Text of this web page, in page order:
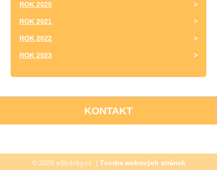
ROK 2020
ROK 2021
ROK 2022
ROK 2023
KONTAKT
© 2026 eStránky.cz | Tvorba webových stránek